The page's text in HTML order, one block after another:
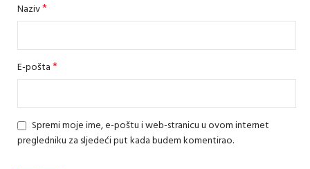
Naziv*
E-pošta*
Spremi moje ime, e-poštu i web-stranicu u ovom internet
pregledniku za sljedeći put kada budem komentirao.